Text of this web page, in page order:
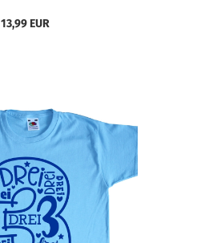
13,99 EUR